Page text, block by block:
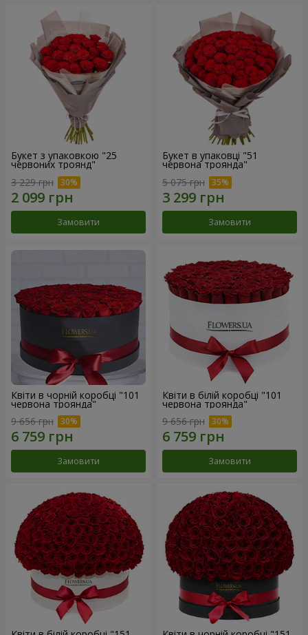
Букет з упаковкою "25
червоних троянд"
3 229 грн
Замовити
Букет в упаковці "51
червона троянда"
5 075 грн
Замовити
Квіти в чорній коробці "101
червона троянда"
9 656 грн
Замовити
Квіти в білій коробці "101
червона троянда"
9 656 грн
Замовити